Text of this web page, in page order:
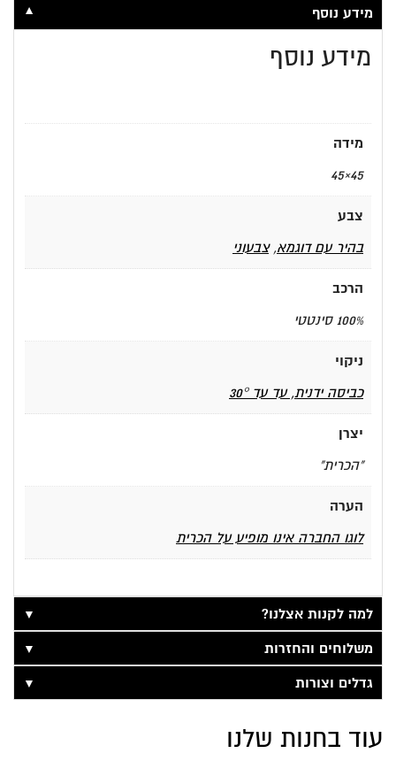
מידע נוסף ▼
מידע נוסף
מידה
45×45
צבע
בהיר עם דוגמא,צבעוני
הרכב
100% סינטטי
ניקוי
כביסה ידנית, עד עד 30°
יצרן
"הכרית"
הערה
לוגו החברה אינו מופיע על הכרית
למה לקנות אצלנו?
▼
משלוחים והחזרות
▼
גדלים וצורות
▼
עוד בחנות שלנו